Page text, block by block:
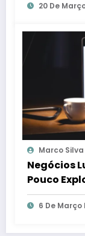
20 De
Marco Silva
Negócios
Pouco
6 De Março